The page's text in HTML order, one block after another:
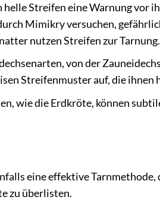
helle Streifen eine Warnung vor
Mimikry versuchen,
nutzen Streifen zur Tarnung.
von der
Streifenmuster auf, die ihnen
wie die Erdkröte, können
eine effektive
zu überlisten.